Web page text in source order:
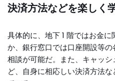
決済方法などを楽しく
具体的に、地下 1 階ではお金
か、銀行窓口では口座開設等
相談が可能だ。また、キャッ
ど、自身に相応しい決済方法